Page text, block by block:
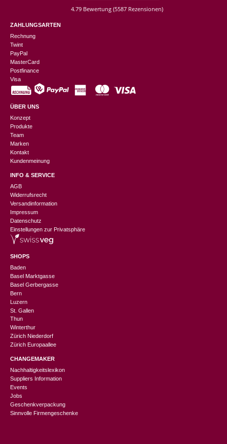
4.79 Bewertung (5587 Rezensionen)
ZAHLUNGSARTEN
Rechnung
Twint
PayPal
MasterCard
Postfinance
Visa
ÜBER UNS
Konzept
Produkte
Team
Marken
Kontakt
Kundenmeinung
INFO & SERVICE
AGB
Widerrufsrecht
Versandinformation
Impressum
Datenschutz
Einstellungen zur Privatsphäre
SHOPS
Baden
Basel Marktgasse
Basel Gerbergasse
Bern
Luzern
St. Gallen
Thun
Winterthur
Zürich Niederdorf
Zürich Europaallee
CHANGEMAKER
Nachhaltigkeitslexikon
Suppliers Information
Events
Jobs
Geschenkverpackung
Sinnvolle Firmengeschenke